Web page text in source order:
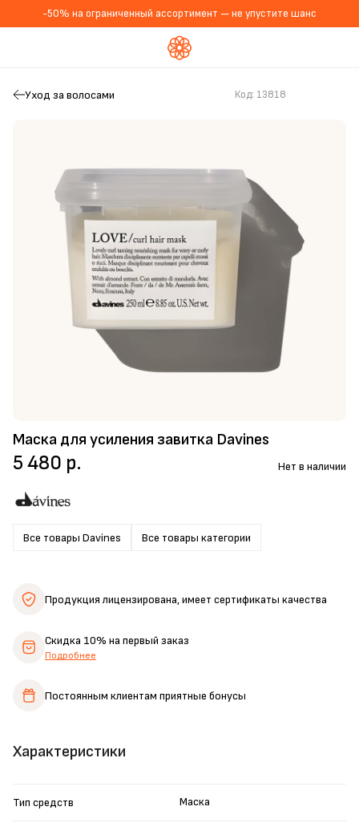
-50% на ограниченный ассортимент — не упустите шанс
Уход за волосами
Маска для усиления завитка Davines
Код: 13818
Все товары Davines Все товары категории
5 480 р. Нет в наличии
Характеристики
Тип средств Маска
Продукция лицензирована,имеет сертификаты качества
Скидка 10% на первый заказ
Подробнее
Постоянным клиентам приятные бонусы